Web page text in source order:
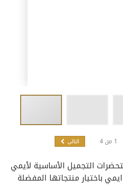
1 من 4 التالي
التجميل الأساسية لأيمي
باختيار منتجاتها المفضلة